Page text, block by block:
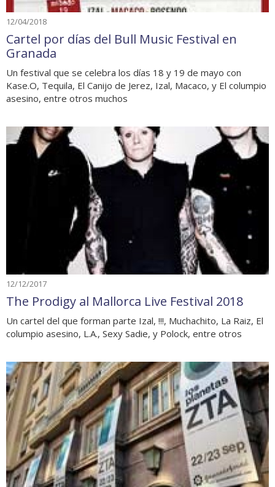
12/04/2018
Cartel por días del Bull Music Festival en
Granada
Un festival que se celebra los días 18 y 19 de mayo con
Kase.O, Tequila, El Canijo de Jerez, Izal, Macaco, y El columpio
asesino, entre otros muchos
12/12/2017
The Prodigy al Mallorca Live Festival 2018
Un cartel del que forman parte Izal, !!!, Muchachito, La Raiz, El
columpio asesino, L.A., Sexy Sadie, y Polock, entre otros